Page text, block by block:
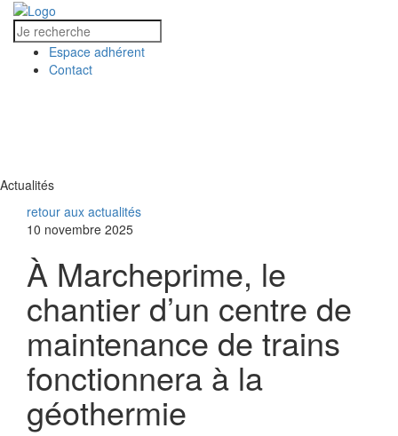
Espace adhérent
Contact
Actualités
retour aux actualités
10 novembre 2025
À Marcheprime, le
chantier d’un centre de
maintenance de trains
fonctionnera à la
géothermie